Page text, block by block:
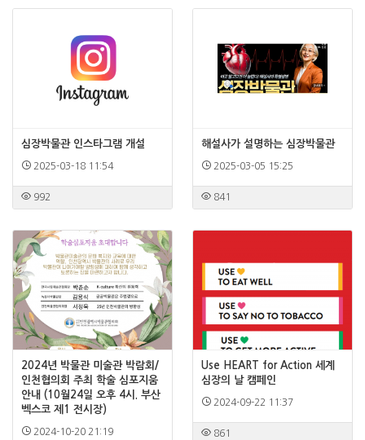
심장박물관 인스타그램 개설
2025-03-18 11:54
992
해설사가 설명하는 심장박물관
2025-03-05 15:25
841
2024년 박물관 미술관 박람회/
인천협의회 주최 학술 심포지움
안내 (10월24일 오후 4시. 부산
벡스코 제1 전시장)
2024-10-20 21:19
Use HEART for Action 세계
심장의 날 캠페인
2024-09-22 11:37
861